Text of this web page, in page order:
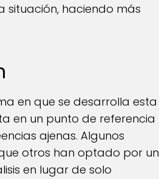
haciendo más
en que se desarrolla esta
en un punto de referencia
ajenas. Algunos
otros han optado por un
en lugar de solo